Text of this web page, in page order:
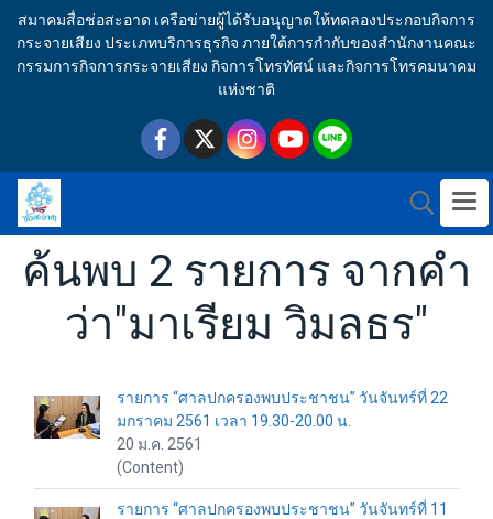
สมาคมสื่อช่อสะอาด เครือข่ายผู้ได้รับอนุญาตให้ทดลองประกอบกิจการ
กระจายเสียง ประเภทบริการธุรกิจ ภายใต้การกำกับของสำนักงานคณะ
กรรมการกิจการกระจายเสียง กิจการโทรทัศน์ และกิจการโทรคมนาคม
แห่งชาติ
ค้นพบ 2 รายการ จากคำ
ว่า"มาเรียม วิมลธร"
รายการ “ศาลปกครองพบประชาชน” วันจันทร์ที่ 22
มกราคม 2561 เวลา 19.30-20.00 น.
20 ม.ค. 2561
(Content)
รายการ “ศาลปกครองพบประชาชน” วันจันทร์ที่ 11